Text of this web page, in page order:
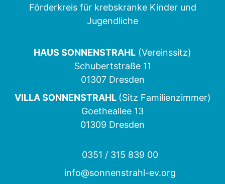
Förderkreis für krebskranke Kinder und
Jugendliche
HAUS SONNENSTRAHL (Vereinssitz)
Schubertstraße 11
01307 Dresden
VILLA SONNENSTRAHL (Sitz Familienzimmer)
Goetheallee 13
01309 Dresden
0351 / 315 839 00
info@sonnenstrahl-ev.org